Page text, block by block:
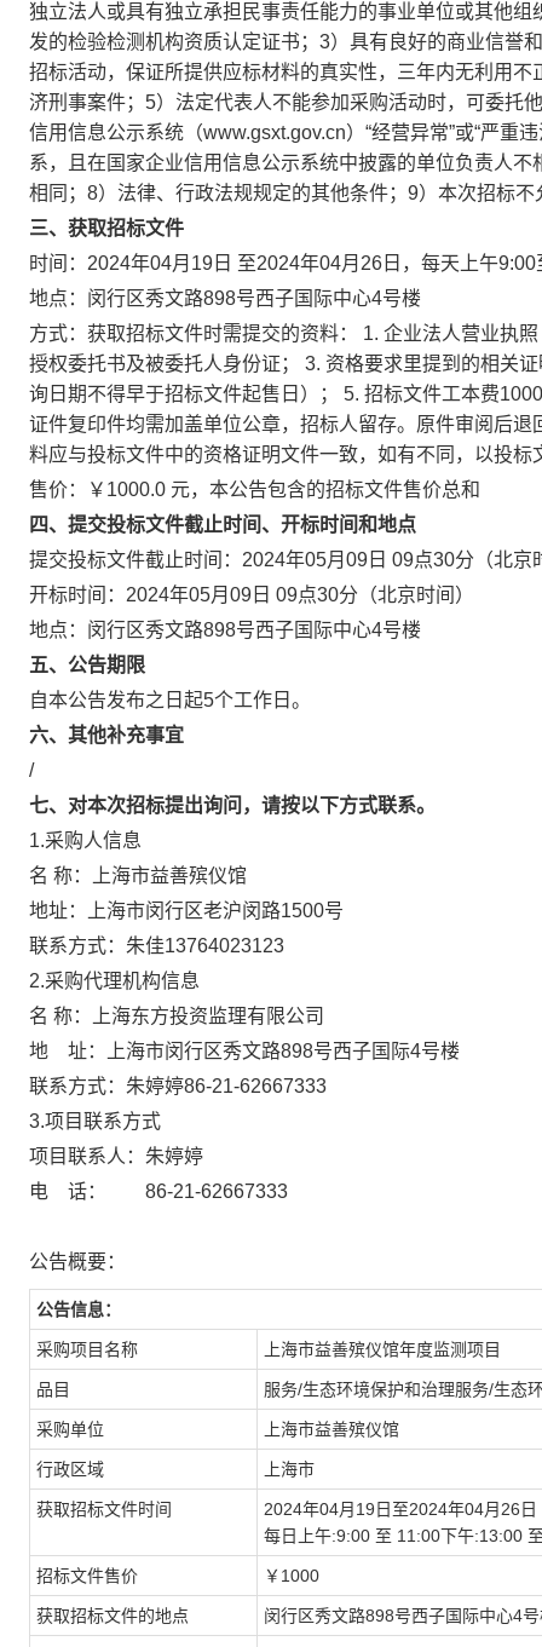
独立法人或具有独立承担民事责任能力的事业单位或其他
发的检验检测机构资质认定证书；3）具有良好的商业信誉
招标活动，保证所提供应标材料的真实性，三年内无利用
济刑事案件；5）法定代表人不能参加采购活动时，可委托
信用信息公示系统（www.gsxt.gov.cn）“经营异常”或“严重
系，且在国家企业信用信息公示系统中披露的单位负责人
相同；8）法律、行政法规规定的其他条件；9）本次招标不
三、获取招标文件
时间：2024年04月19日 至2024年04月26日，每天上午
地点：闵行区秀文路898号西子国际中心4号楼
方式：获取招标文件时需提交的资料： 1. 企业法人营业执
授权委托书及被委托人身份证； 3. 资格要求里提到的相关
询日期不得早于招标文件起售日）； 5. 招标文件工本费
证件复印件均需加盖单位公章，招标人留存。原件审阅后
料应与投标文件中的资格证明文件一致，如有不同，以投标
售价：￥1000.0 元，本公告包含的招标文件售价总和
四、提交投标文件截止时间、开标时间和地点
提交投标文件截止时间：2024年05月09日 09点30分（北京
开标时间：2024年05月09日 09点30分（北京时间）
地点：闵行区秀文路898号西子国际中心4号楼
五、公告期限
自本公告发布之日起5个工作日。
六、其他补充事宜
/
七、对本次招标提出询问，请按以下方式联系。
1.采购人信息
名 称：上海市益善殡仪馆
地址：上海市闵行区老沪闵路1500号
联系方式：朱佳13764023123
2.采购代理机构信息
名 称：上海东方投资监理有限公
地 址：上海市闵行区秀文路898号西
联系方式：朱婷婷86-21-
3.项目联系方式
项目联系人：朱婷婷
电 话： 86-21-62667333
公告概要：
公告信息：
采购项目名称 上海市益善殡仪馆年度监测项目
品目 服务/生态环境保护和治理服务/生态
采购单位 上海市益善殡仪馆
行政区域 上海市
获取招标文件时间
2024年04月19日至2024年04月26日
每日上午:9:00 至 11:00下午:13:00
招标文件售价 ￥1000
获取招标文件的地点 闵行区秀文路898号西子国际中心4